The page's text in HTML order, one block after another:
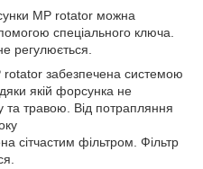
MP rotator можна
спеціального ключа.
регулюється.
rotator забезпечена системою
якій форсунка не
та травою. Від потрапляння
сітчастим фільтром. Фільтр